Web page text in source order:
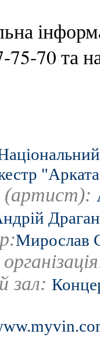
70 та
(артист):
Драган
Мирослав
зал: